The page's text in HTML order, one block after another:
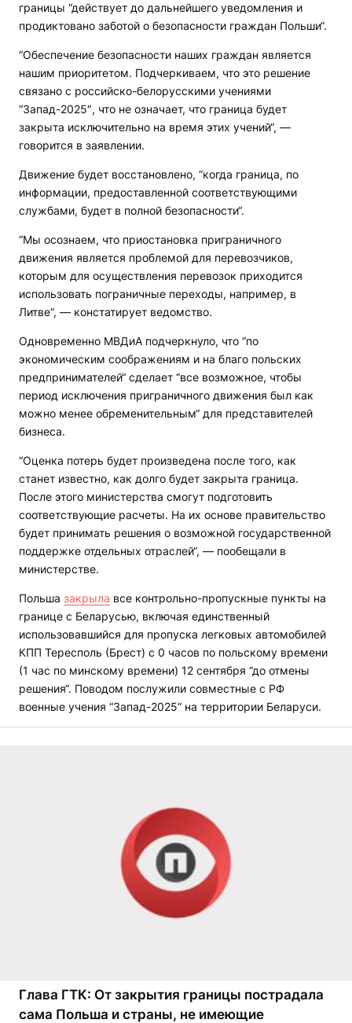
границы “действует до дальнейшего уведомления и
продиктовано заботой о безопасности граждан Польши“.
“Обеспечение безопасности наших граждан является
нашим приоритетом. Подчеркиваем, что это решение
связано с российско-белорусскими учениями
“Запад-2025″, что не означает, что граница будет
закрыта исключительно на время этих учений“, —
говорится в заявлении.
Движение будет восстановлено, “когда граница, по
информации, предоставленной соответствующими
службами, будет в полной безопасности“.
“Мы осознаем, что приостановка приграничного
движения является проблемой для перевозчиков,
которым для осуществления перевозок приходится
использовать пограничные переходы, например, в
Литве“, — констатирует ведомство.
Одновременно МВДиА подчеркнуло, что “по
экономическим соображениям и на благо польских
предпринимателей“ сделает “все возможное, чтобы
период исключения приграничного движения был как
можно менее обременительным“ для представителей
бизнеса.
“Оценка потерь будет произведена после того, как
станет известно, как долго будет закрыта граница.
После этого министерства смогут подготовить
соответствующие расчеты. На их основе правительство
будет принимать решения о возможной государственной
поддержке отдельных отраслей“, — пообещали в
министерстве.
Польша закрыла все контрольно-пропускные пункты на
границе с Беларусью, включая единственный
использовавшийся для пропуска легковых автомобилей
КПП Тересполь (Брест) с 0 часов по польскому времени
(1 час по минскому времени) 12 сентября “до отмены
решения“. Поводом послужили совместные с РФ
военные учения “Запад-2025“ на территории Беларуси.
Глава ГТК: От закрытия границы пострадала
сама Польша и страны, не имеющие